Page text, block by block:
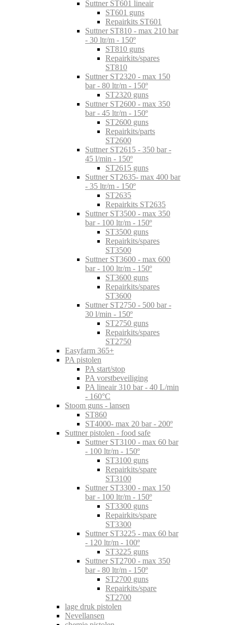
Suttner ST601 lineair
ST601 guns
Repairkits ST601
Suttner ST810 - max 210 bar
- 30 ltr/m - 150º
ST810 guns
Repairkits/spares
ST810
Suttner ST2320 - max 150
bar - 80 ltr/m - 150º
ST2320 guns
Suttner ST2600 - max 350
bar - 45 ltr/m - 150º
ST2600 guns
Repairkits/parts
ST2600
Suttner ST2615 - 350 bar -
45 l/min - 150º
ST2615 guns
Suttner ST2635- max 400 bar
- 35 ltr/m - 150º
ST2635
Repairkits ST2635
Suttner ST3500 - max 350
bar - 100 ltr/m - 150º
ST3500 guns
Repairkits/spares
ST3500
Suttner ST3600 - max 600
bar - 100 ltr/m - 150º
ST3600 guns
Repairkits/spares
ST3600
Suttner ST2750 - 500 bar -
30 l/min - 150º
ST2750 guns
Repairkits/spares
ST2750
Easyfarm 365+
PA pistolen
PA start/stop
PA vorstbeveiliging
PA lineair 310 bar - 40 L/min
- 160°C
Stoom guns - lansen
ST860
ST4000- max 20 bar - 200º
Suttner pistolen - food safe
Suttner ST3100 - max 60 bar
- 100 ltr/m - 150º
ST3100 guns
Repairkits/spare
ST3100
Suttner ST3300 - max 150
bar - 100 ltr/m - 150º
ST3300 guns
Repairkits/spare
ST3300
Suttner ST3225 - max 60 bar
- 120 ltr/m - 100º
ST3225 guns
Suttner ST2700 - max 350
bar - 80 ltr/m - 150º
ST2700 guns
Repairkits/spare
ST2700
lage druk pistolen
Nevellansen